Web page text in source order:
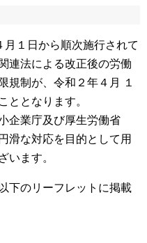
１日から順次施行されて
連法による改正後の労働
規制が、令和２年４月 １
ととなります。
企業庁及び厚生労働省
滑な対応を目的として用
います。
下のリーフレットに掲載